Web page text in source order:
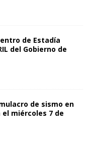
de Estadía
del Gobierno de
de sismo en
el miércoles 7 de